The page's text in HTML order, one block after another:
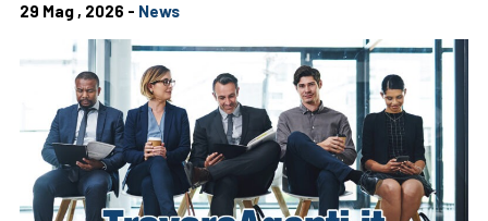
29 Mag , 2026 - News